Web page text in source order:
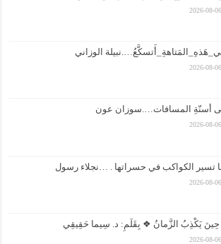
2026-08-06
الوزاني
2026-08-06
أسنّةِ المسافات….سوزان عون
2026-08-06
تسير الكواكب في حسراتها . …نجلاء رسول
2026-08-06
يَكْذِبُ الزَّمانُ ❖ بِقَلَمِ: د. سِيما حَقِيقِي
2026-08-06